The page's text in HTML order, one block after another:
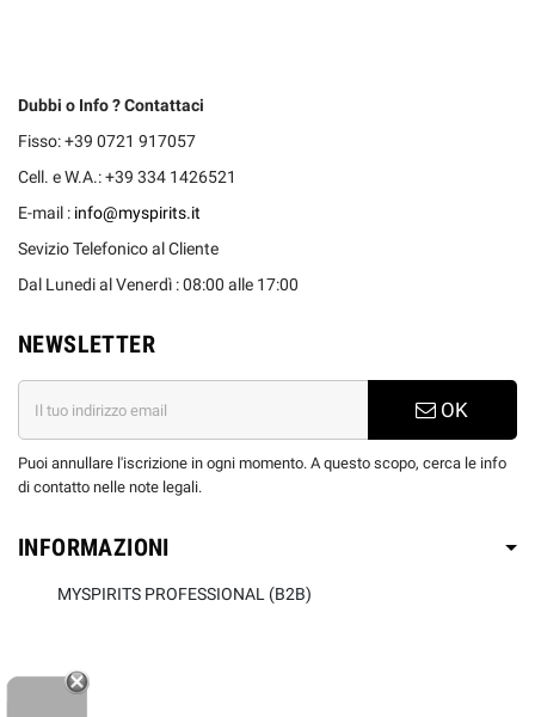
Dubbi o Info ? Contattaci
Fisso: +39 0721 917057
Cell. e W.A.: +39 334 1426521
E-mail : info@myspirits.it
Sevizio Telefonico al Cliente
Dal Lunedi al Venerdì : 08:00 alle 17:00
NEWSLETTER
OK
Puoi annullare l'iscrizione in ogni momento. A questo scopo, cerca le info
di contatto nelle note legali.
INFORMAZIONI
MYSPIRITS PROFESSIONAL (B2B)